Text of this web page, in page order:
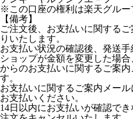
※この口座の権利は楽天グルー
【備考】
ご注文後、お支払いに関する
りいたします。
お支払い状況の確認後、発送手
ショップが金額を変更した場
からのお支払いに関するご案
す。
お支払いに関するご案内メー
お支払いください。
14日以内にお支払いが確認で